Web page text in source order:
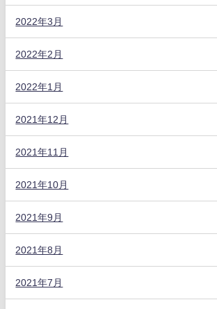
2022年3月
2022年2月
2022年1月
2021年12月
2021年11月
2021年10月
2021年9月
2021年8月
2021年7月